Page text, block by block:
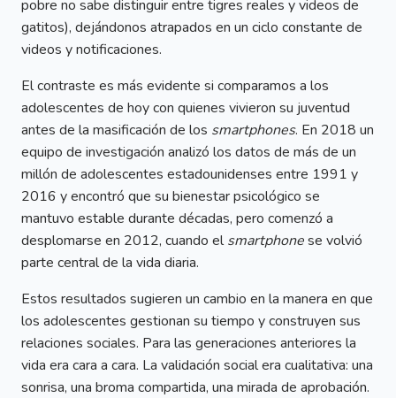
pobre no sabe distinguir entre tigres reales y videos de
gatitos), dejándonos atrapados en un ciclo constante de
videos y notificaciones.
El contraste es más evidente si comparamos a los
adolescentes de hoy con quienes vivieron su juventud
antes de la masificación de los smartphones. En 2018 un
equipo de investigación analizó los datos de más de un
millón de adolescentes estadounidenses entre 1991 y
2016 y encontró que su bienestar psicológico se
mantuvo estable durante décadas, pero comenzó a
desplomarse en 2012, cuando elsmartphonese volvió
parte central de la vida diaria.
Estos resultados sugieren un cambio en la manera en que
los adolescentes gestionan su tiempo y construyen sus
relaciones sociales. Para las generaciones anteriores la
vida era cara a cara. La validación social era cualitativa: una
sonrisa, una broma compartida, una mirada de aprobación.